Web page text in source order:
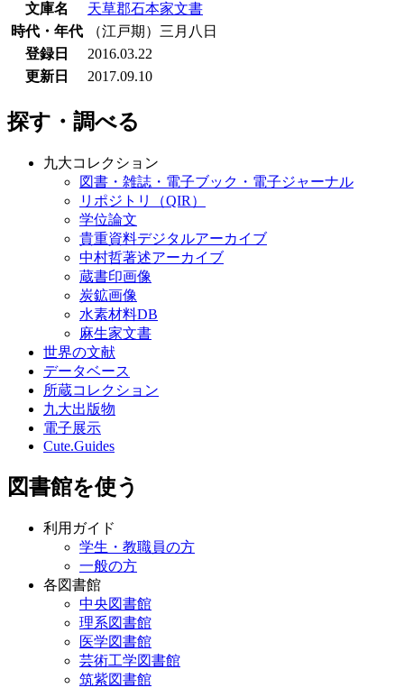
文庫名
天草郡石本家文書
時代・年代
（江戸期）三月八日
登録日
2016.03.22
更新日
2017.09.10
探す・調べる
九大コレクション
図書・雑誌・電子ブック・電子ジャーナル
リポジトリ（QIR）
学位論文
貴重資料デジタルアーカイブ
中村哲著述アーカイブ
蔵書印画像
炭鉱画像
水素材料DB
麻生家文書
世界の文献
データベース
所蔵コレクション
九大出版物
電子展示
Cute.Guides
図書館を使う
利用ガイド
学生・教職員の方
一般の方
各図書館
中央図書館
理系図書館
医学図書館
芸術工学図書館
筑紫図書館